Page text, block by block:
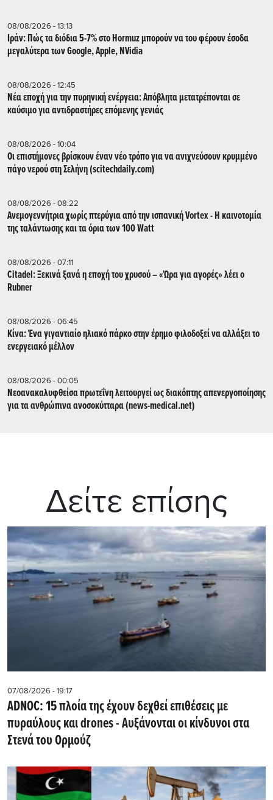
08/08/2026 - 13:13
Ιράν: Πώς τα διόδια 5-7% στο Hormuz μπορούν να του φέρουν έσοδα
μεγαλύτερα των Google, Apple, NVidia
08/08/2026 - 12:45
Νέα εποχή για την πυρηνική ενέργεια: Απόβλητα μετατρέπονται σε
καύσιμο για αντιδραστήρες επόμενης γενιάς
08/08/2026 - 10:04
Οι επιστήμονες βρίσκουν έναν νέο τρόπο για να ανιχνεύσουν κρυμμένο
πάγο νερού στη Σελήνη (scitechdaily.com)
08/08/2026 - 08:22
Ανεμογεννήτρια χωρίς πτερύγια από την ισπανική Vortex - Η καινοτομία
της ταλάντωσης και τα όρια των 100 Watt
08/08/2026 - 07:11
Citadel: Ξεκινά ξανά η εποχή του χρυσού – «Ώρα για αγορές» λέει ο
Rubner
08/08/2026 - 06:45
Κίνα: Ένα γιγαντιαίο ηλιακό πάρκο στην έρημο φιλοδοξεί να αλλάξει το
ενεργειακό μέλλον
08/08/2026 - 00:05
Νεοανακαλυφθείσα πρωτεΐνη λειτουργεί ως διακόπτης απενεργοποίησης
για τα ανθρώπινα ανοσοκύτταρα (news-medical.net)
Δείτε επίσης
07/08/2026 - 19:17
ADNOC: 15 πλοία της έχουν δεχθεί επιθέσεις με
πυραύλους και drones - Aυξάνονται οι κίνδυνοι στα
Στενά του Ορμούζ